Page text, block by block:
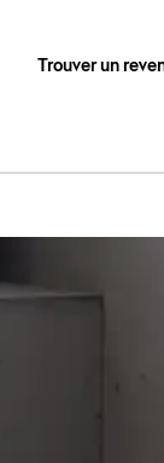
Trouver un